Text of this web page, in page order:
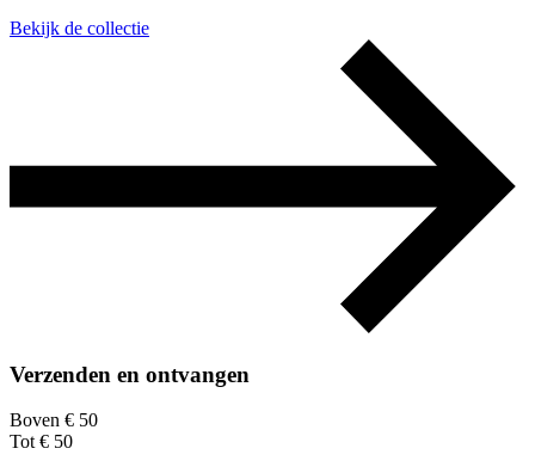
Bekijk de collectie
Verzenden en ontvangen
Boven € 50
Tot € 50